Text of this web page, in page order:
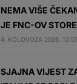
NEMA VIŠE
JE FNC-OV STORE
4. KOLOVOZA 2026. 12:07
SJAJNA VIJEST